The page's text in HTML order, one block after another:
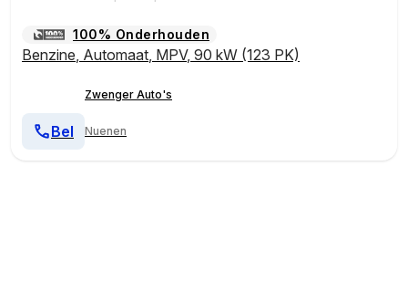
100% Onderhouden
Benzine, Automaat, MPV, 90 kW (123 PK)
Zwenger Auto's
Nuenen
Bel